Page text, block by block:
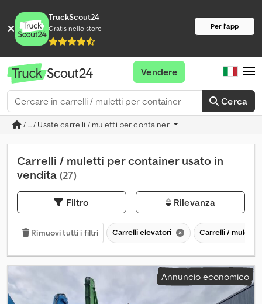
TruckScout24
Gratis nello store Per l'app
Cerca
Vendere
/ ... / Usate carrelli / muletti per container
Carrelli / muletti per container usato in
vendita (27)
Filtro Rilevanza
Rimuovi tutti i filtri Carrelli elevatori Carrelli / muletti
Annuncio economico